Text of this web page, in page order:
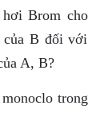
Brom cho
B đối với
A, B?
trong